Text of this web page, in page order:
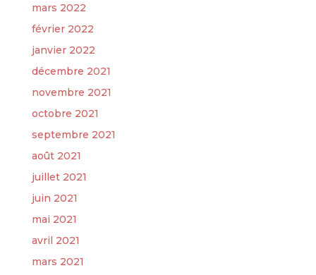
mars 2022
février 2022
janvier 2022
décembre 2021
novembre 2021
octobre 2021
septembre 2021
août 2021
juillet 2021
juin 2021
mai 2021
avril 2021
mars 2021